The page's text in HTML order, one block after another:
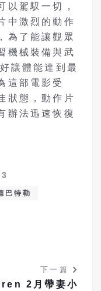
以駕馭一切，
中激烈的動作
為了能讓觀眾
機械裝備與武
讓體能達到最
這部電影受
狀態，動作片
辦法迅速恢復
巴特勒
下一篇
2月帶妻小